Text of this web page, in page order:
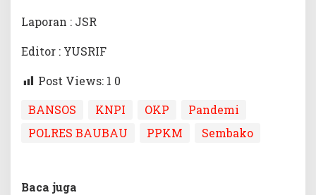
Laporan : JSR
Editor : YUSRIF
Post Views: 1 0
BANSOS
KNPI OKP
Pandemi
POLRES BAUBAU
PPKM Sembako
Baca juga